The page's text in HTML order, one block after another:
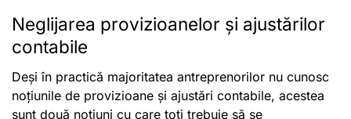
Neglijarea provizioanelor și ajustărilor
contabile
Deși în practică majoritatea antreprenorilor nu cunosc
noțiunile de provizioane și ajustări contabile, acestea
sunt două noțiuni cu care toți trebuie să se